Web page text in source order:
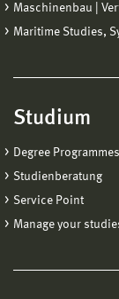
Maschinenbau |
Maritime Studies,
Studium
Degree Programmes
Studienberatung
Service Point
Manage your